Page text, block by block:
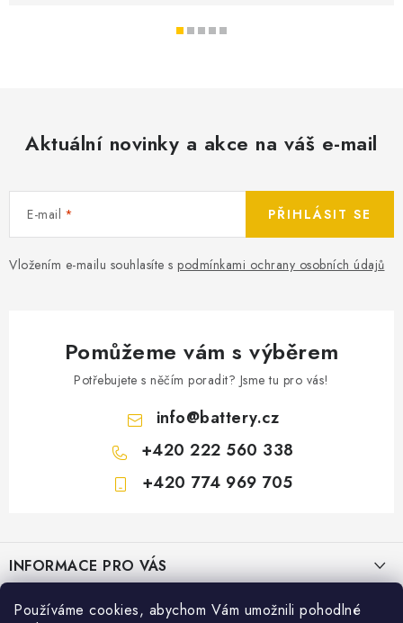
Používáme cookies, abychom Vám umožnili pohodlné
Aktuální novinky a akce na váš e-mail
E-mail
Vložením e-mailu souhlasíte s podmínkami ochrany osobních údajů
PŘIHLÁSIT SE
Pomůžeme vám s výběrem
Potřebujete s něčím poradit? Jsme tu pro vás!
info@battery.cz
+420 222 560 338
+420 774 969 705
pINFORMACE PRO VÁS
KONTAKTY
PRODEJNY BATTERY.CZ